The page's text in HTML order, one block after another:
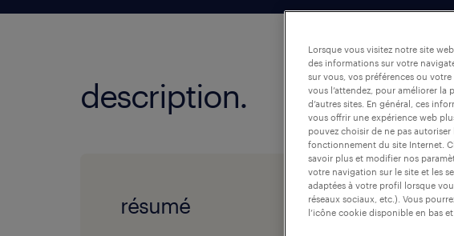
description.
résumé
Lorsque vous visitez notre site
des informations sur votre
sur vous, vos préférences ou
vous l’attendez, pour améliorer
d’autres sites. En général, ces
vous offrir une expérience web
pouvez choisir de ne pas
fonctionnement du site Internet.
savoir plus et modifier nos
votre navigation sur le site et les
adaptées à votre profil lorsque
réseaux sociaux, etc.). Vous
l’icône cookie disponible en bas